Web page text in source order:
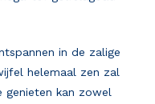
in de zalige
helemaal zen zal
genieten kan zowel